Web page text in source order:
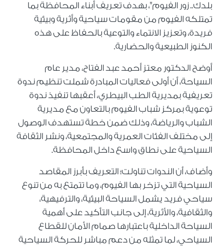
بلدك.. زور الفيوم"، بهدف تعريف أبناء المحافظة بما
تمتلكه الفيوم من مقومات سياحية وأثرية وبيئية
فريدة، وتعزيز الانتماء والتوعية بالحفاظ على هذه
الكنوز الطبيعية والحضارية.
أوضح الدكتور معتز أحمد عبد الفتاح، مدير عام
السياحة، أن أولى فعاليات المبادرة شملت تنظيم ندوة
تعريفية بمديرية الطب البيطري، أعقبها تنفيذ ندوة
توعوية بمركز شباب الفيوم بالتعاون مع مديرية
الشباب والرياضة، وذلك ضمن خطة تستهدف الوصول
إلى مختلف الفئات العمرية والمجتمعية، ونشر الثقافة
السياحية على نطاق واسع داخل المحافظة.
وأضاف، أن الندوات تناولت؛ التعريف بأبرز المقاصد
السياحية التي تزخر بها الفيوم، وما تتمتع به من تنوع
سياحي فريد يشمل السياحة البيئية، والترفيهية،
والثقافية، والأثرية، إلى جانب التأكيد على أهمية
السياحة الداخلية باعتبارها صمام الأمان للقطاع
السياحي، لما تمثله من دعم مباشر للحركة السياحية